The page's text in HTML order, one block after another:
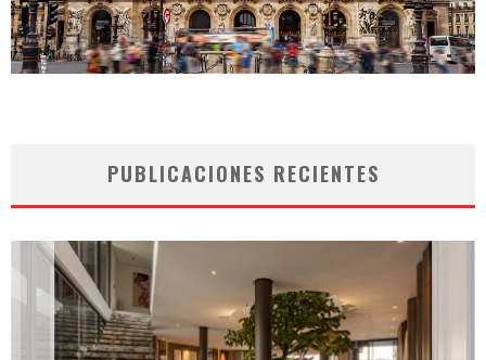
PUBLICACIONES RECIENTES